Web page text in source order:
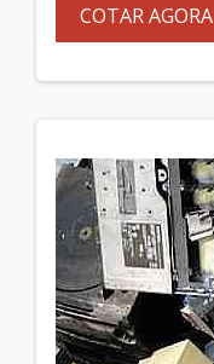
COTAR AGORA